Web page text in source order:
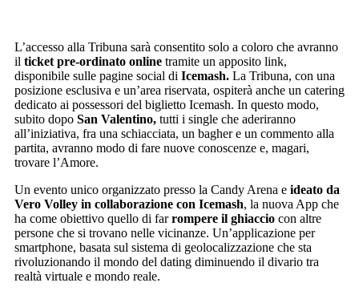
L’accesso alla Tribuna sarà consentito solo a coloro che avranno
il ticket pre-ordinato online tramite un apposito link,
disponibile sulle pagine social di Icemash. La Tribuna, con una
posizione esclusiva e un’area riservata, ospiterà anche un catering
dedicato ai possessori del biglietto Icemash. In questo modo,
subito dopo San Valentino, tutti i single che aderiranno
all’iniziativa, fra una schiacciata, un bagher e un commento alla
partita, avranno modo di fare nuove conoscenze e, magari,
trovare l’Amore.
Un evento unico organizzato presso la Candy Arena e ideato da
Vero Volley in collaborazione con Icemash, la nuova App che
ha come obiettivo quello di farrompere il ghiaccio con altre
persone che si trovano nelle vicinanze. Un’applicazione per
smartphone, basata sul sistema di geolocalizzazione che sta
rivoluzionando il mondo del dating diminuendo il divario tra
realtà virtuale e mondo reale.